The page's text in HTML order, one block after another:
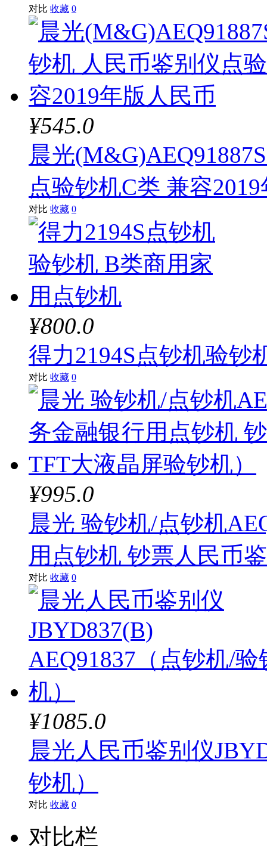
对比 收藏 0
¥545.0
晨光
点验钞机C类 兼容
对比 收藏 0
¥800.0
得力2194S点钞机验钞
对比 收藏 0
¥995.0
晨光 验钞机/点钞机
用点钞机 钞票人民币
对比 收藏 0
¥1085.0
晨光人民币鉴别仪
钞机）
对比 收藏 0
对比栏